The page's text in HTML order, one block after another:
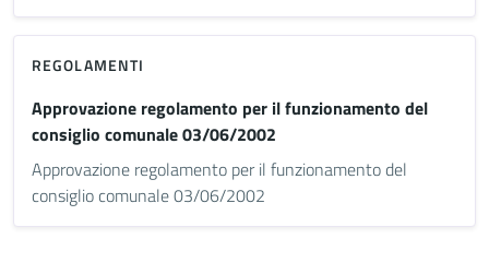
REGOLAMENTI
Approvazione regolamento per il funzionamento del
consiglio comunale 03/06/2002
Approvazione regolamento per il funzionamento del
consiglio comunale 03/06/2002